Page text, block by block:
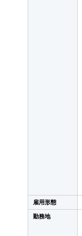
雇用形態
勤務地